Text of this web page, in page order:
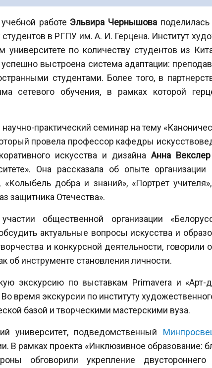
работе Эльвира Чернышова
в РГПУ им. А. И. Герцена. Институт
по количеству студентов из
выстроена система адаптации:
студентами. Более того, в
сетевого обучения, в рамках которой
практический семинар на тему
провела профессор кафедры
искусства и дизайнаАнна Векслер
Она рассказала об опыте организации
«Колыбель добра и знаний», «Портрет
защитника Отечества».
общественной организации
актуальные вопросы искусства и
и конкурсной деятельности,
об инструменте становления личности.
экскурсию по выставкам Primavera и
время экскурсии по институту
базой и творческими мастерскими вуза.
университет, подведомственный
В рамках проекта «Инклюзивное образование:
обговорили укрепление